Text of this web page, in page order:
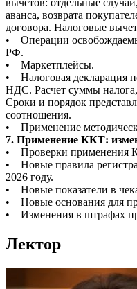
вычетов: отдельные
аванса, возврата
договора. Налоговые
• Операции
РФ.
• Маркетплейсы.
• Налоговая декларация
НДС. Расчет суммы
Сроки и порядок
соотношения.
• Применение
7. Применение ККТ:
• Проверки применения
• Новые правила
2026 году.
• Новые показатели в
• Новые основания для
• Изменения в штрафах
Лектор